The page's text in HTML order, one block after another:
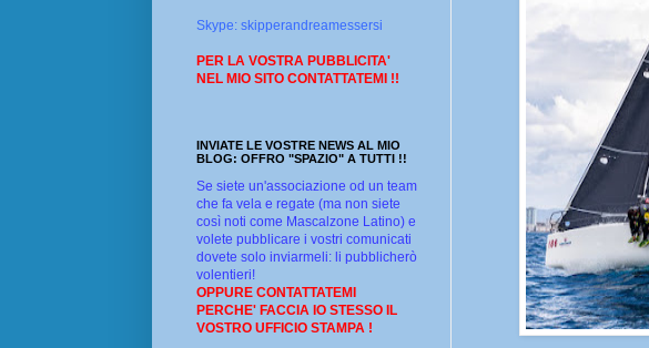
Skype: skipperandreamessersi
PER LA VOSTRA PUBBLICITA'
NEL MIO SITO CONTATTATEMI !!
INVIATE LE VOSTRE NEWS AL MIO
BLOG: OFFRO "SPAZIO" A TUTTI !!
Se siete un'associazione od un team
che fa vela e regate (ma non siete
così noti come Mascalzone Latino) e
volete pubblicare i vostri comunicati
dovete solo inviarmeli: li pubblicherò
volentieri!
OPPURE CONTATTATEMI
PERCHE' FACCIA IO STESSO IL
VOSTRO UFFICIO STAMPA !